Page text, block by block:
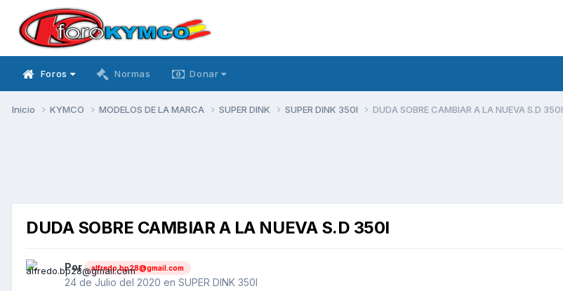
Foros Normas Donar
Inicio KYMCO MODELOS DE LA MARCA SUPER DINK SUPER DINK 350I DUDA SOBRE CAMBIAR A LA NUEVA S.D 350I
DUDA SOBRE CAMBIAR A LA NUEVA S.D 350I
Por alfredo.bp28@gmail.com
24 de Julio del 2020 en SUPER DINK 350I